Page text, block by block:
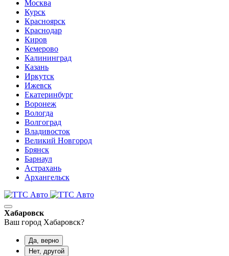
Москва
Курск
Красноярск
Краснодар
Киров
Кемерово
Калининград
Казань
Иркутск
Ижевск
Екатеринбург
Воронеж
Вологда
Волгоград
Владивосток
Великий Новгород
Брянск
Барнаул
Астрахань
Архангельск
Хабаровск
Ваш город Хабаровск?
Да, верно
Нет, другой